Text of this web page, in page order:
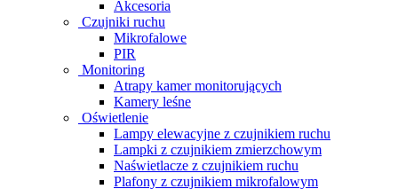
Akcesoria
Czujniki ruchu
Mikrofalowe
PIR
Monitoring
Atrapy kamer monitorujących
Kamery leśne
Oświetlenie
Lampy elewacyjne z czujnikiem ruchu
Lampki z czujnikiem zmierzchowym
Naświetlacze z czujnikiem ruchu
Plafony z czujnikiem mikrofalowym